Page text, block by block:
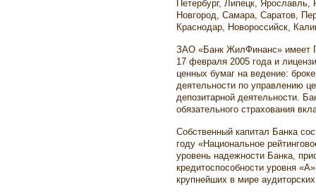
Петербург, Липецк,
Новгород, Самара, Саратов,
Краснодар, Новороссийск,
ЗАО «Банк ЖилФинанс» имеет
17 февраля 2005 года и
ценных бумаг на ведение:
деятельности по управлению
депозитарной деятельности.
обязательного страхования
Собственный капитал Банка
году «Национальное
уровень надежности Банка,
кредитоспособности уровня
крупнейших в мире